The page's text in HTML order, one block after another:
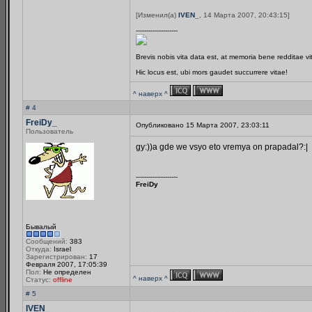
[Изменил(а) IVEN_
, 14 Марта 2007, 20:43:15]
--------------------
Brevis nobis vita data est, at memoria bene redditae
Hic locus est, ubi mors gaudet succurrere vitae!
^ наверх ^
# 4
FreiDy_
Пользователь
Бывалый
Сообщений: 383
Откуда: Israel
Зарегистрирован: 17
Февраля 2007, 17:05:39
Пол: Не определен
Статус: offline
Опубликовано 15 Марта 2007, 23:03:11
gy:))a gde we vsyo eto vremya on prapadal?:|
--------------------
FreiDy
^ наверх ^
# 5
IVEN_